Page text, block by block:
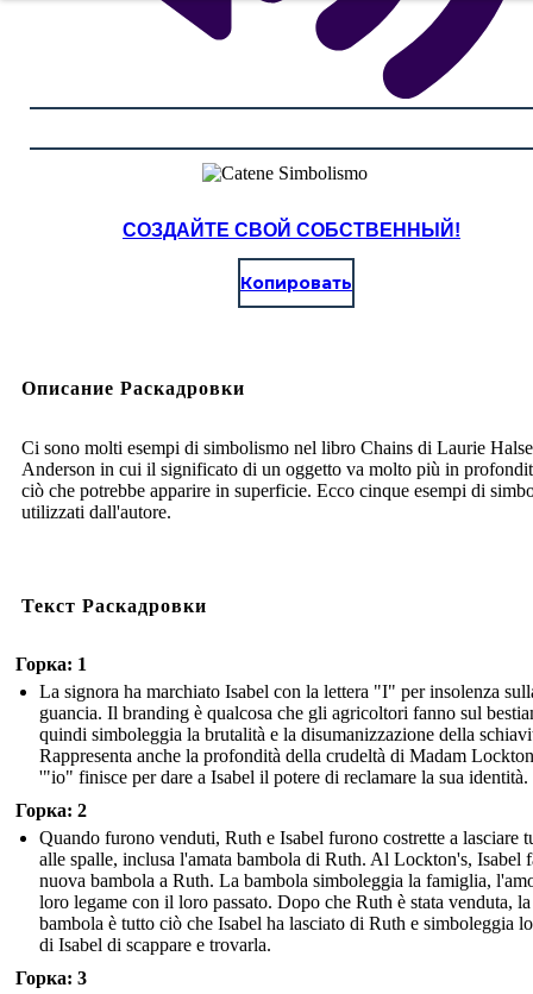
СОЗДАЙТЕ СВОЙ СОБСТВЕННЫЙ!
Копировать
Описание Раскадровки
Ci sono molti esempi di simbolismo nel libro Chains di Laurie Halse
Anderson in cui il significato di un oggetto va molto più in
ciò che potrebbe apparire in superficie. Ecco cinque esempi di
utilizzati dall'autore.
Текст Раскадровки
Горка: 1
La signora ha marchiato Isabel con la lettera "I" per insolenza
guancia. Il branding è qualcosa che gli agricoltori fanno sul
quindi simboleggia la brutalità e la disumanizzazione della
Rappresenta anche la profondità della crudeltà di Madam
'"io" finisce per dare a Isabel il potere di reclamare la sua identità.
Горка: 2
Quando furono venduti, Ruth e Isabel furono costrette a lasciare
alle spalle, inclusa l'amata bambola di Ruth. Al Lockton's, Isabel
nuova bambola a Ruth. La bambola simboleggia la famiglia,
loro legame con il loro passato. Dopo che Ruth è stata venduta, la
bambola è tutto ciò che Isabel ha lasciato di Ruth e simboleggia
di Isabel di scappare e trovarla.
Горка: 3